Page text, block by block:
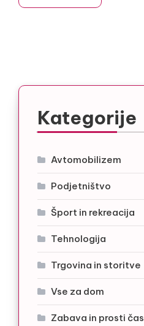
Kategorije
Avtomobilizem
Podjetništvo
Šport in rekreacija
Tehnologija
Trgovina in storitve
Vse za dom
Zabava in prosti čas